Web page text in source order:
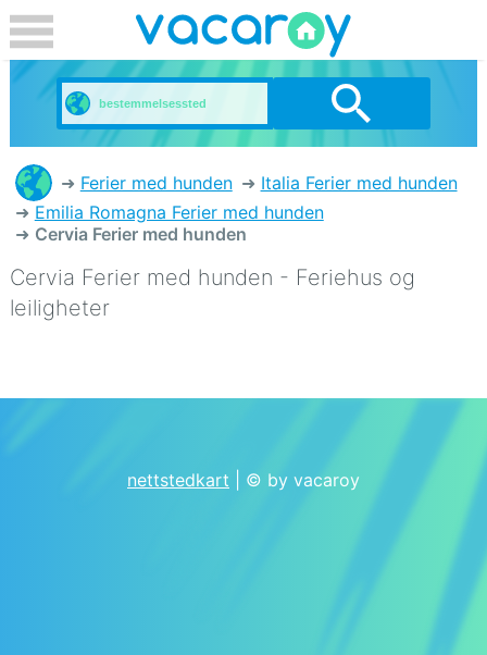
Ferier med hunden
Italia Ferier med hunden
Emilia Romagna Ferier med hunden
Cervia Ferier med hunden
Cervia Ferier med hunden - Feriehus og
leiligheter
nettstedkart | © by vacaroy